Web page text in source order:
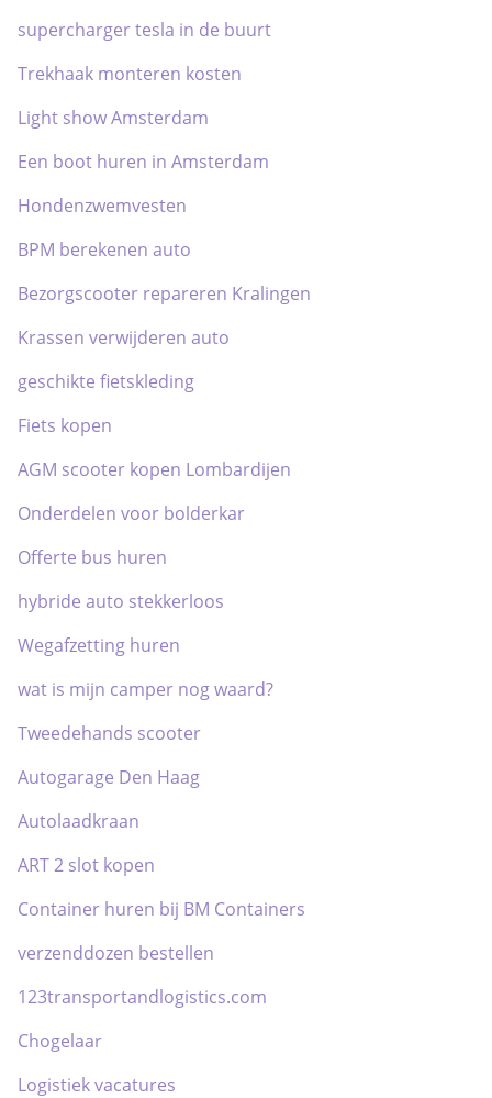
supercharger tesla in de buurt
Trekhaak monteren kosten
Light show Amsterdam
Een boot huren in Amsterdam
Hondenzwemvesten
BPM berekenen auto
Bezorgscooter repareren Kralingen
Krassen verwijderen auto
geschikte fietskleding
Fiets kopen
AGM scooter kopen Lombardijen
Onderdelen voor bolderkar
Offerte bus huren
hybride auto stekkerloos
Wegafzetting huren
wat is mijn camper nog waard?
Tweedehands scooter
Autogarage Den Haag
Autolaadkraan
ART 2 slot kopen
Container huren bij BM Containers
verzenddozen bestellen
123transportandlogistics.com
Chogelaar
Logistiek vacatures